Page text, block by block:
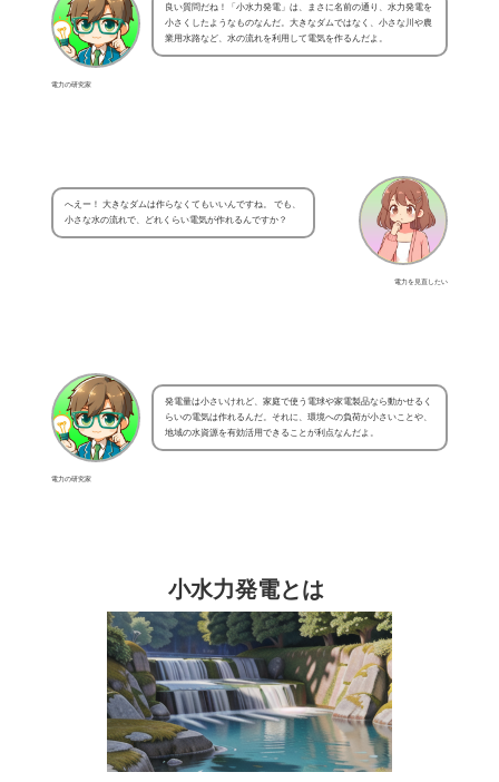
電力の研究家
良い質問だね！「小水力発電」は、まさに名前の通り、水力発電を
小さくしたようなものなんだ。大きなダムではなく、小さな川や農
業用水路など、水の流れを利用して電気を作るんだよ。
電力を見直したい
へえー！ 大きなダムは作らなくてもいいんですね。 でも、
小さな水の流れで、どれくらい電気が作れるんですか？
電力の研究家
発電量は小さいけれど、家庭で使う電球や家電製品なら動かせるく
らいの電気は作れるんだ。それに、環境への負荷が小さいことや、
地域の水資源を有効活用できることが利点なんだよ。
小水力発電とは